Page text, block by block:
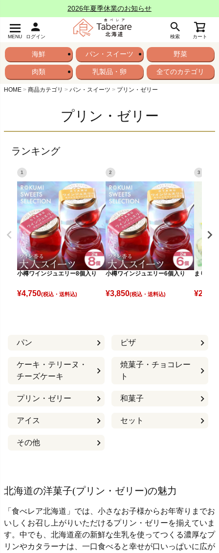
2026年夏季休業のお知らせ
MENU ログイン 検索 カート
海鮮 パン・スイーツ 野菜
肉類 乳製品・卵 全てのカテゴリ
HOME 商品カテゴリ パン・スイーツ プリン・ゼリー
プリン・ゼリー
ランキング
1
小樽ワインジュエリー8個入り
¥4,750(税込)
2
小樽ワインジュエリー6個入り
¥3,850(税込)
3
まりも
¥2,580
パン ピザ
ケーキ・テリーヌ・
チーズケーキ
焼菓子・チョコレー
ト
プリン・ゼリー 和菓子
アイス セット
その他
北海道の洋菓子(プリン・ゼリー)の魅力
「食べレア北海道」では、小さなお子様からお年寄りまでお
いしくお召し上がりいただけるプリン・ゼリーを揃えていま
す。中でも、北海道産の新鮮な生乳を使ってつくる濃厚なプ
リンやカタラーナは、一口食べると幸せが口いっぱいに広が